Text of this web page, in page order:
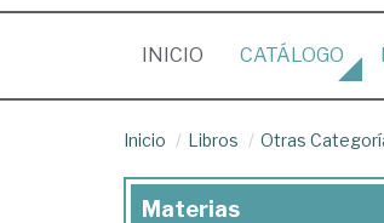
INICIO (CURRENT)
CATÁLOGO
Inicio Libros Otras
Materias